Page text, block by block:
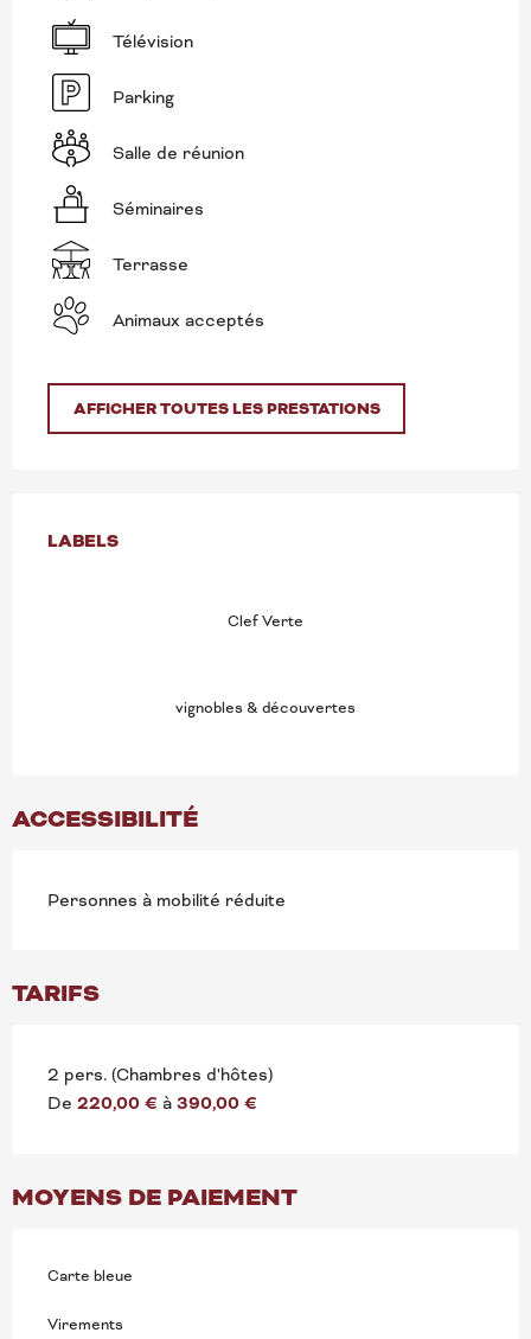
Télévision
Parking
Salle de réunion
Séminaires
Terrasse
Animaux acceptés
AFFICHER TOUTES LES PRESTATIONS
OFFRES DE PRESTATIONS
LABELS
LABELS
Clef Verte
vignobles & découvertes
ACCESSIBILITÉ
Personnes à mobilité réduite
TARIFS
2 pers. (Chambres d'hôtes)
De 220,00 € à 390,00 €
MOYENS DE PAIEMENT
Carte bleue
Virements